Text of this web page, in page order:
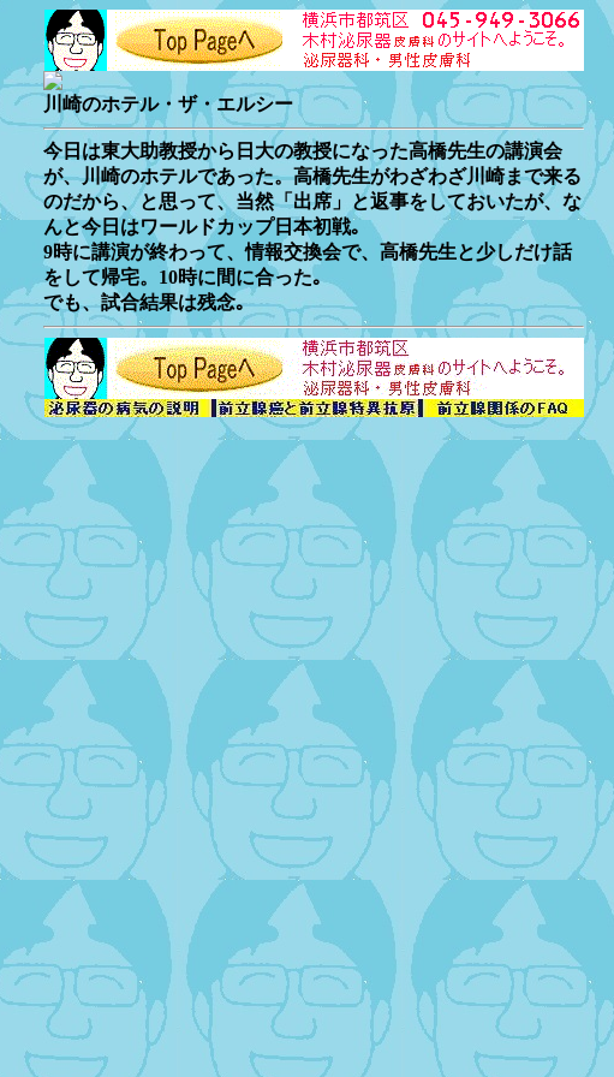
川崎のホテル・ザ・エルシー
今日は東大助教授から日大の教授になった高橋先生の講演会
が、川崎のホテルであった。高橋先生がわざわざ川崎まで来る
のだから、と思って、当然「出席」と返事をしておいたが、な
んと今日はワールドカップ日本初戦｡
9時に講演が終わって、情報交換会で、高橋先生と少しだけ話
をして帰宅。10時に間に合った｡
でも、試合結果は残念｡